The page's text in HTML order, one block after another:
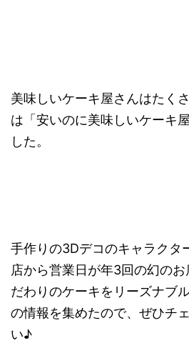
美味しいケーキ屋さんはたく
は「安いのに美味しいケーキ
した。
手作りの3Dデコのキャラクタ
店から営業日が年3回の幻のお
だわりのケーキをリーズナブ
の情報を集めたので、ぜひチ
い♪